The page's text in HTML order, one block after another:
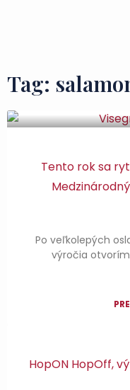
Tag:
Tento rok sa
Po veľkolepých
výročia
HopON HopOff,